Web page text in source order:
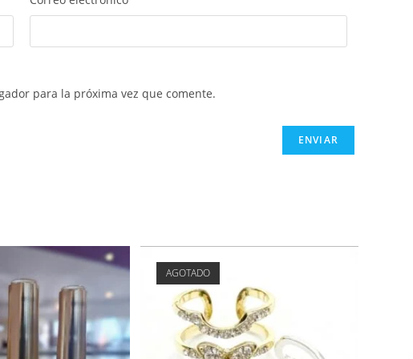
para la próxima vez que comente.
AGOTADO